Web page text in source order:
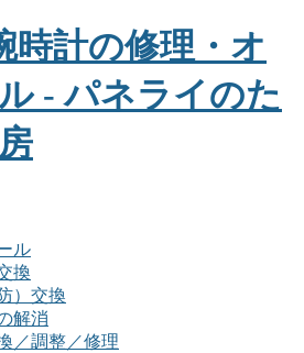
ル
換
）交換
解消
／調整／修理